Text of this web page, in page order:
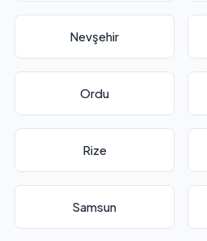
Nevşehir
Ordu
Rize
Samsun